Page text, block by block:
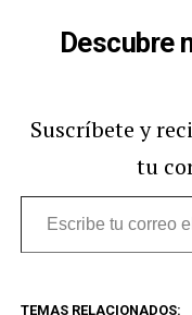
Descubre
Suscríbete y
tu
Escribe
tu
TEMAS RELACIONADOS: